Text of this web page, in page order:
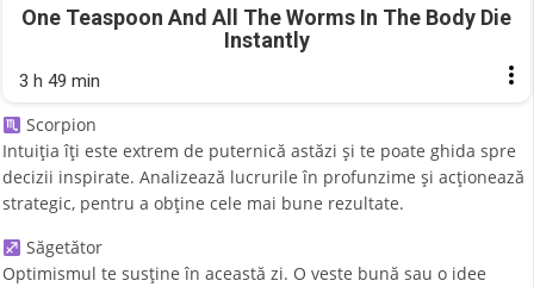
One Teaspoon And All The Worms In The Body Die
Instantly
3 h 49 min
Scorpion
Intuiția îți este extrem de puternică astăzi și te poate ghida spre
decizii inspirate. Analizează lucrurile în profunzime și acționează
strategic, pentru a obține cele mai bune rezultate.
Săgetător
Optimismul te susține în această zi. O veste bună sau o idee